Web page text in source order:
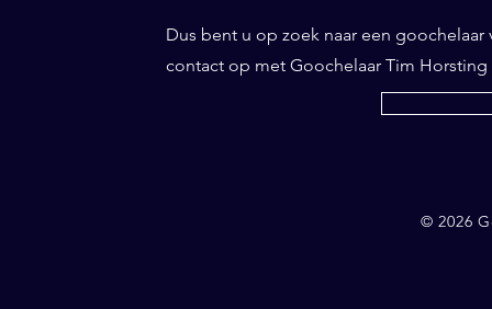
Dus bent u op zoek naar een
contact op met Goochelaar Tim Horsting
© 2026